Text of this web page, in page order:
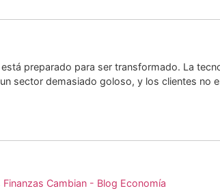
preparado para ser transformado. La
sector demasiado goloso, y los clientes no
Cambian - Blog Economía